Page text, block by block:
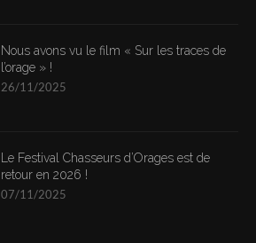
Nous avons vu le film « Sur les traces de
l’orage » !
26/11/2025
Le Festival Chasseurs d’Orages est de
retour en 2026 !
07/11/2025